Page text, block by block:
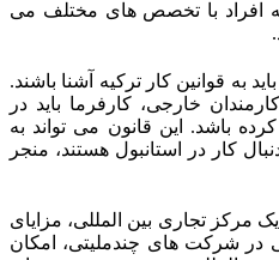
افراد با تخصص‌ های مختلف می‌
به قوانین کار ترکیه آشنا باشند.
خارجی، کارفرما باید در
باشد. این قانون می‌ تواند به
کار در استانبول هستند، منجر
مرکز تجاری بین‌ المللی، مزایای
شرکت‌ های چندملیتی، امکان